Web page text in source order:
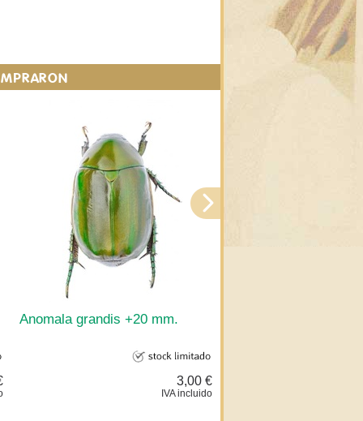
Anomala grandis +20 mm.
3,00 €
IVA incluido